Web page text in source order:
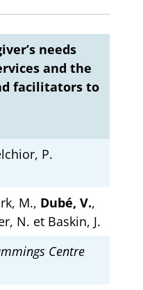
needs
and the
facilitators to
P.
M., Dubé, V.,
N. et Baskin, J.
Centre